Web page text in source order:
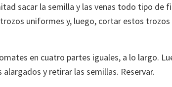
sacar la semilla y las venas todo tipo de
uniformes y, luego, cortar estos
en cuatro partes iguales, a lo largo.
y retirar las semillas. Reservar.